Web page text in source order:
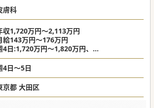
膚科
収1,720万円～2,113万円
給143万円～176万円
4日:1,720万円～1,820万円、
5日:1,952万円～2,113万円
記に追加で、月50,000円のベースアップ
算あり
4日～5日
東京都 大田区